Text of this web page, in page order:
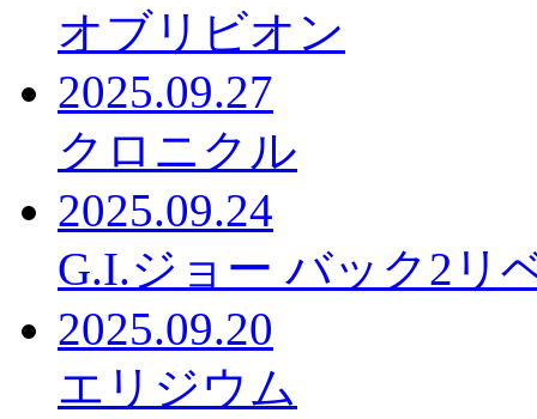
オブリビオン
2025.09.27
クロニクル
2025.09.24
G.I.ジョー バック2リ
2025.09.20
エリジウム